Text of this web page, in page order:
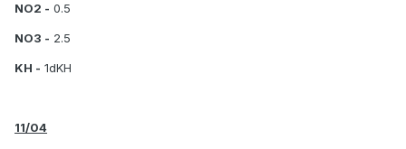
NO2 - 0.5
NO3 - 2.5
KH - 1dKH
11/04